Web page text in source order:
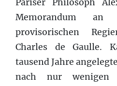
Pariser Philosoph
Memorandum
provisorischen
Charles de Gaulle.
tausend Jahre
nach nur